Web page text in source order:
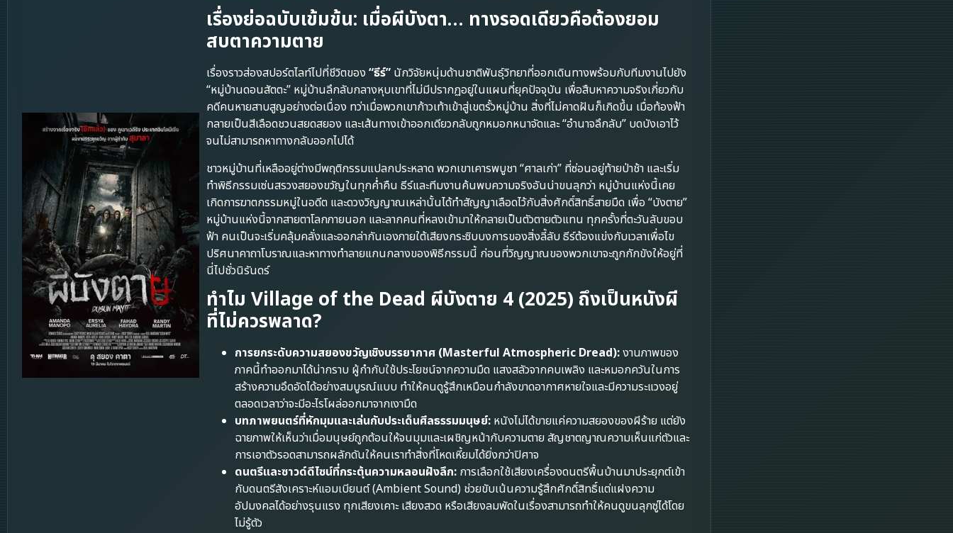
เรื่องย่อฉบับเข้มข้น: เมื่อผีบังตา… ทางรอดเดียวคือต้องยอม
สบตาความตาย
เรื่องราวส่องสปอร์ตไลท์ไปที่ชีวิตของ “ธีร์” นักวิจัยหนุ่มด้านชาติพันธุ์วิทยาที่ออกเดินทางพร้อมกับทีมงานไปยัง
“หมู่บ้านดอนสัตตะ” หมู่บ้านลึกลับกลางหุบเขาที่ไม่มีปรากฏอยู่ในแผนที่ยุคปัจจุบัน เพื่อสืบหาความจริงเกี่ยวกับ
คดีคนหายสาบสูญอย่างต่อเนื่อง ทว่าเมื่อพวกเขาก้าวเท้าเข้าสู่เขตรั้วหมู่บ้าน สิ่งที่ไม่คาดฝันก็เกิดขึ้น เมื่อท้องฟ้า
กลายเป็นสีเลือดชวนสยดสยอง และเส้นทางเข้าออกเดียวกลับถูกหมอกหนาจัดและ “อำนาจลึกลับ” บดบังเอาไว้
จนไม่สามารถหาทางกลับออกไปได้
ชาวหมู่บ้านที่เหลืออยู่ต่างมีพฤติกรรมแปลกประหลาด พวกเขาเคารพบูชา “ศาลเก่า” ที่ซ่อนอยู่ท้ายป่าช้า และเริ่ม
ทำพิธีกรรมเซ่นสรวงสยองขวัญในทุกค่ำคืน ธีร์และทีมงานค้นพบความจริงอันน่าขนลุกว่า หมู่บ้านแห่งนี้เคย
เกิดการฆาตกรรมหมู่ในอดีต และดวงวิญญาณเหล่านั้นได้ทำสัญญาเลือดไว้กับสิ่งศักดิ์สิทธิ์สายมืด เพื่อ “บังตาย”
หมู่บ้านแห่งนี้จากสายตาโลกภายนอก และลากคนที่หลงเข้ามาให้กลายเป็นตัวตายตัวแทน ทุกครั้งที่ตะวันลับขอบ
ฟ้า คนเป็นจะเริ่มคลุ้มคลั่งและออกล่ากันเองภายใต้เสียงกระซิบบงการของสิ่งลี้ลับ ธีร์ต้องแข่งกับเวลาเพื่อไข
ปริศนาคาถาโบราณและหาทางทำลายแกนกลางของพิธีกรรมนี้ ก่อนที่วิญญาณของพวกเขาจะถูกกักขังให้อยู่ที่
นี่ไปชั่วนิรันดร์
ทำไม Village of the Dead ผีบังตาย 4 (2025) ถึงเป็นหนังผี
ที่ไม่ควรพลาด?
การยกระดับความสยองขวัญเชิงบรรยากาศ (Masterful Atmospheric Dread):งานภาพของ
ภาคนี้ทำออกมาได้น่ากราบ ผู้กำกับใช้ประโยชน์จากความมืด แสงสลัวจากคบเพลิง และหมอกควันในการ
สร้างความอึดอัดได้อย่างสมบูรณ์แบบ ทำให้คนดูรู้สึกเหมือนกำลังขาดอากาศหายใจและมีความระแวงอยู่
ตลอดเวลาว่าจะมีอะไรโผล่ออกมาจากเงามืด
บทภาพยนตร์ที่หักมุมและเล่นกับประเด็นศีลธรรมมนุษย์: หนังไม่ได้ขายแค่ความสยองของผีร้าย แต่ยัง
ฉายภาพให้เห็นว่าเมื่อมนุษย์ถูกต้อนให้จนมุมและเผชิญหน้ากับความตาย สัญชาตญาณความเห็นแก่ตัวและ
การเอาตัวรอดสามารถผลักดันให้คนเราทำสิ่งที่โหดเหี้ยมได้ยิ่งกว่าปิศาจ
ดนตรีและซาวด์ดีไซน์ที่กระตุ้นความหลอนฝังลึก: การเลือกใช้เสียงเครื่องดนตรีพื้นบ้านมาประยุกต์เข้า
กับดนตรีสังเคราะห์แอมเบียนต์ (Ambient Sound) ช่วยขับเน้นความรู้สึกศักดิ์สิทธิ์แต่แฝงความ
อัปมงคลได้อย่างรุนแรง ทุกเสียงเคาะ เสียงสวด หรือเสียงลมพัดในเรื่องสามารถทำให้คนดูขนลุกซู่ได้โดย
ไม่รู้ตัว